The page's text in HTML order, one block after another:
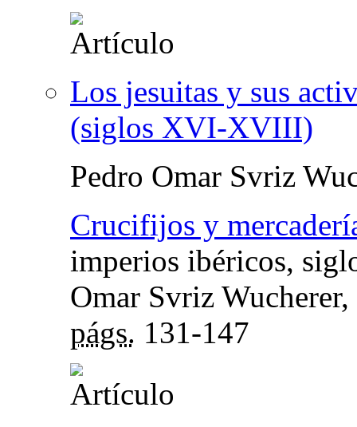
Los jesuitas y sus
(siglos XVI-XVIII)
Pedro Omar Svriz
Crucifijos y
imperios ibéricos,
Omar Svriz
págs. 131-147